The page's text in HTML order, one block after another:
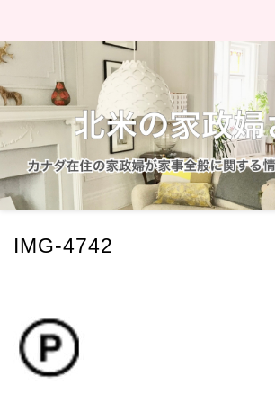
IMG-4742